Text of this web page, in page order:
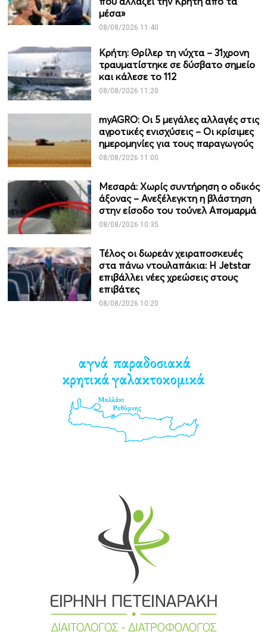
μέσα»
08/08/2026 11:40
Κρήτη: Θρίλερ τη νύχτα – 31χρονη
τραυματίστηκε σε δύσβατο σημείο
και κάλεσε το 112
08/08/2026 11:20
myAGRO: Οι 5 μεγάλες αλλαγές στις
αγροτικές ενισχύσεις – Οι κρίσιμες
ημερομηνίες για τους παραγωγούς
08/08/2026 11:00
Μεσαρά: Χωρίς συντήρηση ο οδικός
άξονας – Ανεξέλεγκτη η βλάστηση
στην είσοδο του τούνελ Απομαρμά
08/08/2026 10:35
Τέλος οι δωρεάν χειραποσκευές
στα πάνω ντουλαπάκια: Η Jetstar
επιβάλλει νέες χρεώσεις στους
επιβάτες
08/08/2026 10:20